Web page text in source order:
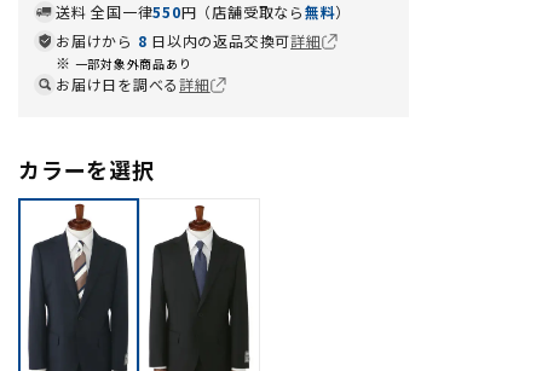
送料 全国一律550円（店舗受取なら無料）
お届けから 8 日以内の返品交換可詳細
一部対象外商品あり
お届け日を調べる詳細
カラーを選択